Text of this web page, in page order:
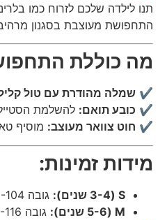
תנו לילדה שלכם לזרוח כמו
התחפושת מעוצבת בסגנון
מה כוללת
✔️ שמלה מהודרת עם טול
✔️ כובע תואם: להשלמת הסטייל
✔️ חוט צוואר מעוצב: מוסיף
מידות זמינות:
S (3-4 שנים):
גובה 98-104 ס"מ.
M (5-6 שנים):
גובה 110-116 ס"מ.